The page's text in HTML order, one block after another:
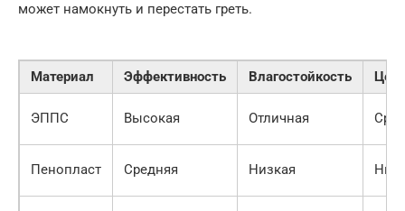
может намокнуть и перестать греть.
Материал Эффективность Влагостойкость Цена
ЭППС Высокая Отличная
Пенопласт Средняя Низкая